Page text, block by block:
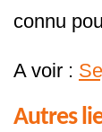
connu
A voir :
Autres